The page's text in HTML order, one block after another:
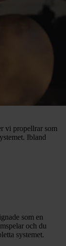
vi propellrar som
Ibland
som en
och du
systemet.